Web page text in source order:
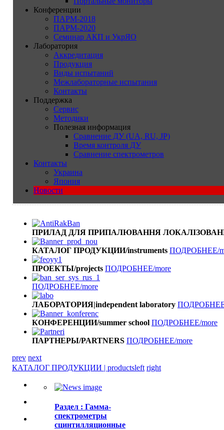
Конференции
ПАРМ-2018
ПАРМ-2020
Семинар АКП и УкрЯО
Лаборатория
Аккредитация
Продукция
Виды испытаний
Межлабораторные испытания
Контакты
Поддержка
Сервис
Методики
Полезная информация
Сравнение ДУ (UA, RU, JP)
Время контроля ДУ
Сравнение спектрометров
Контакты
Украина
Япония
Новости
ПРИЛАД ДЛЯ ПРИПАЛЮВАННЯ
КАТАЛОГ ПРОДУКЦИИ/instruments ПОДРОБНЕЕ/
ПРОЕКТЫ/projects ПОДРОБНЕЕ/more
ПОДРОБНЕЕ/more
ЛАБОРАТОРИЯ|independent laboratory
КОНФЕРЕНЦИИ/summer school ПОДРОБНЕЕ/more
ПАРТНЕРЫ/PARTNERS ПОДРОБНЕЕ/more
prev next
КАТАЛОГ ПРОДУКЦИИ | productsleft right
Раздел : Гамма-
спектрометры
сцинтилляционные